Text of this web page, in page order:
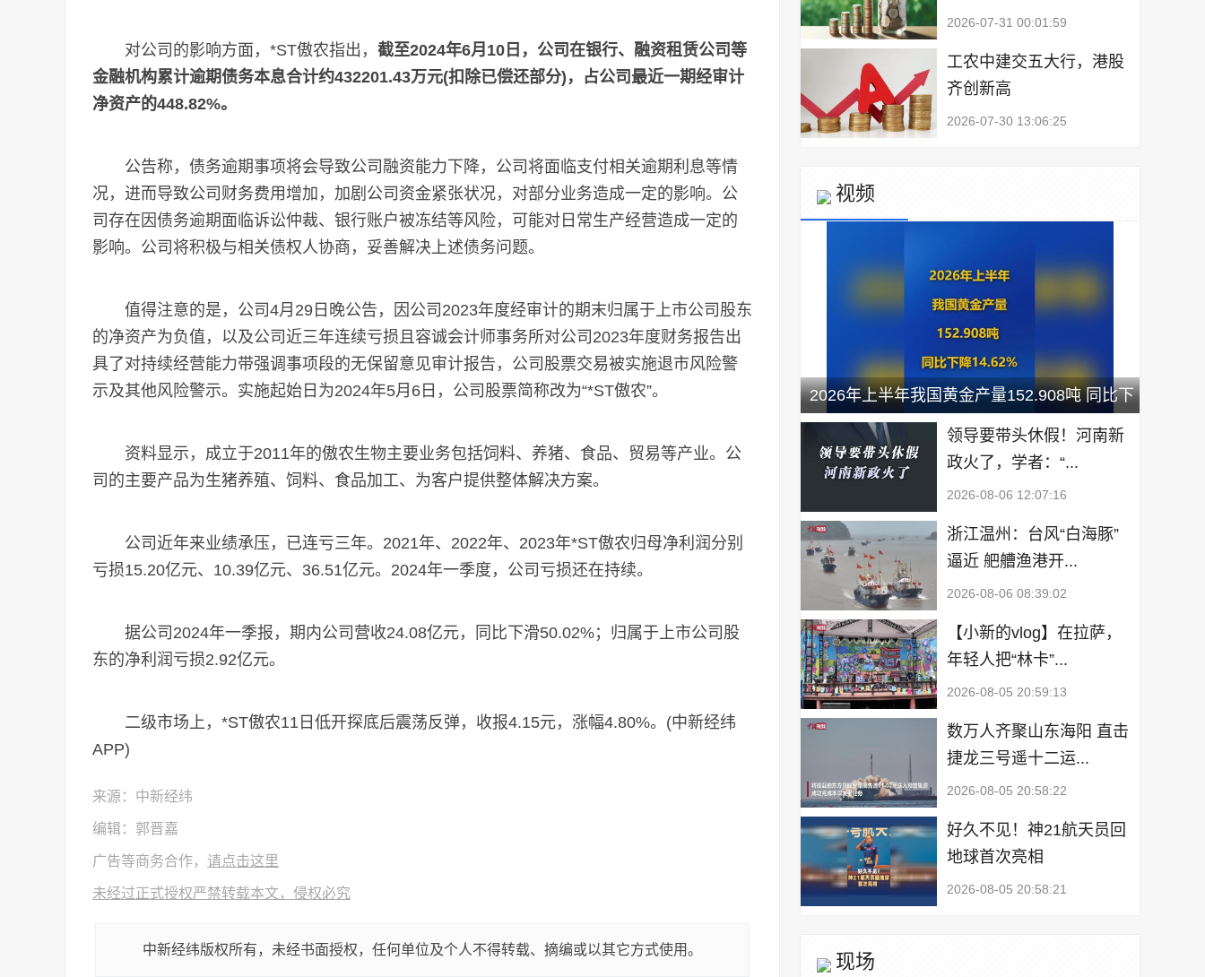
对公司的影响方面，*ST傲农指出， 截至2024年6月10日，公司在银行、融资租赁公司等
金融机构累计逾期债务本息合计约432201.43万元(扣除已偿还部分)，占公司最近一期经审计
净资产的448.82%。
公告称，债务逾期事项将会导致公司融资能力下降，公司将面临支付相关逾期利息等情
况，进而导致公司财务费用增加，加剧公司资金紧张状况，对部分业务造成一定的影响。公
司存在因债务逾期面临诉讼仲裁、银行账户被冻结等风险，可能对日常生产经营造成一定的
影响。公司将积极与相关债权人协商，妥善解决上述债务问题。
值得注意的是，公司4月29日晚公告，因公司2023年度经审计的期末归属于上市公司股东
的净资产为负值，以及公司近三年连续亏损且容诚会计师事务所对公司2023年度财务报告出
具了对持续经营能力带强调事项段的无保留意见审计报告，公司股票交易被实施退市风险警
示及其他风险警示。实施起始日为2024年5月6日，公司股票简称改为“*ST傲农”。
资料显示，成立于2011年的傲农生物主要业务包括饲料、养猪、食品、贸易等产业。公
司的主要产品为生猪养殖、饲料、食品加工、为客户提供整体解决方案。
公司近年来业绩承压，已连亏三年。2021年、2022年、2023年*ST傲农归母净利润分别
亏损15.20亿元、10.39亿元、36.51亿元。2024年一季度，公司亏损还在持续。
据公司2024年一季报，期内公司营收24.08亿元，同比下滑50.02%；归属于上市公司股
东的净利润亏损2.92亿元。
二级市场上，*ST傲农11日低开探底后震荡反弹，收报4.15元，涨幅4.80%。(中新经纬
APP)
来源：中新经纬
编辑：郭晋嘉
广告等商务合作， 请点击这里
未经过正式授权严禁转载本文，侵权必究
中新经纬版权所有，未经书面授权，任何单位及个人不得转载、摘编或以其它方式使用。
2026-07-31 00:01:59
工农中建交五大行，港股
齐创新高
2026-07-30 13:06:25
视频
2026年上半年我国黄金产量152.908吨 同比下
降14.62%
领导要带头休假！河南新
政火了，学者：“...
2026-08-06 12:07:16
浙江温州：台风“白海豚”
逼近 舥艚渔港开...
2026-08-06 08:39:02
【小新的vlog】在拉萨，
年轻人把“林卡”...
2026-08-05 20:59:13
数万人齐聚山东海阳 直击
捷龙三号遥十二运...
2026-08-05 20:58:22
好久不见！神21航天员回
地球首次亮相
2026-08-05 20:58:21
现场